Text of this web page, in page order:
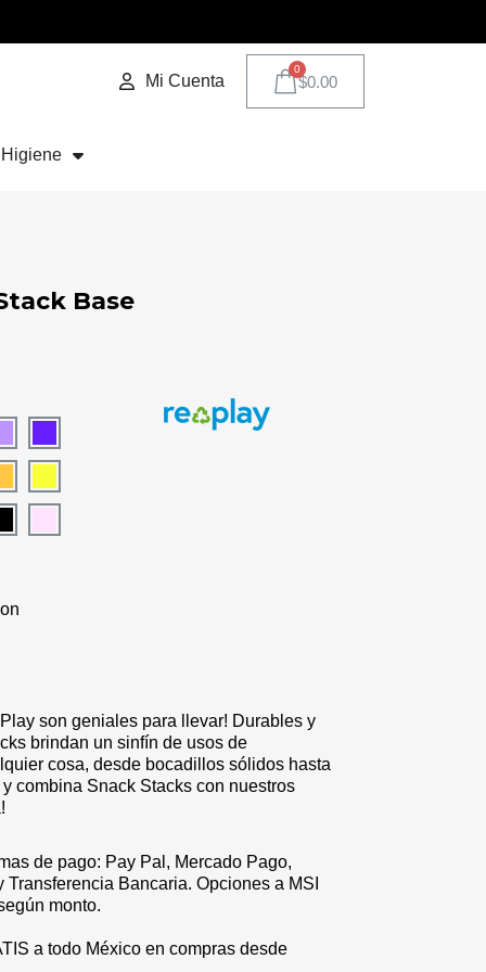
Mi Cuenta $0.00
Higiene
Base
son geniales para llevar! Durables y
brindan un sinfín de usos de
cosa, desde bocadillos sólidos hasta
combina Snack Stacks con nuestros
de pago: Pay Pal, Mercado Pago,
Transferencia Bancaria. Opciones a MSI
monto.
a todo México en compras desde